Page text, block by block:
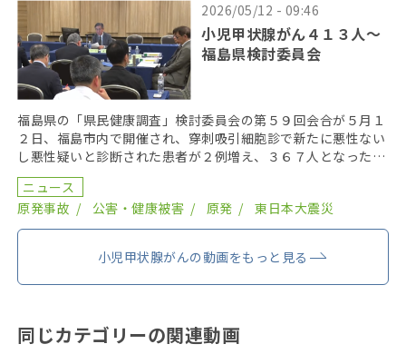
2026/05/12 - 09:46
小児甲状腺がん４１３人〜
福島県検討委員会
福島県の「県民健康調査」検討委員会の第５９回会合が５月１
２日、福島市内で開催され、穿刺吸引細胞診で新たに悪性ない
し悪性疑いと診断された患者が２例増え、３６７人となった。
２０１９年までにがん登録で把握された集計外の患者４７ […]
ニュース
原発事故
公害・健康被害 原発 東日本大震災
小児甲状腺がんの動画をもっと見る
同じカテゴリーの関連動画